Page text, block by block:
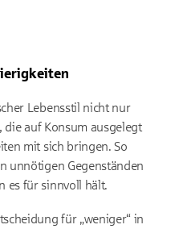
Lebensstil nicht nur
die auf Konsum ausgelegt
mit sich bringen. So
unnötigen Gegenständen
es für sinnvoll hält.
für „weniger“ in